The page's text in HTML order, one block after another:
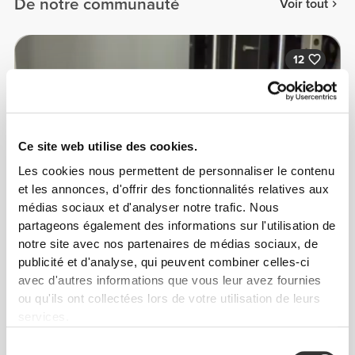
Ce site web utilise des cookies.
Les cookies nous permettent de personnaliser le contenu
et les annonces, d'offrir des fonctionnalités relatives aux
médias sociaux et d'analyser notre trafic. Nous
partageons également des informations sur l'utilisation de
notre site avec nos partenaires de médias sociaux, de
publicité et d'analyse, qui peuvent combiner celles-ci
avec d'autres informations que vous leur avez fournies
ou qu'ils ont collectées lors de votre utilisation de leurs
De notre communauté Voir tout
12
Tamar Kunz